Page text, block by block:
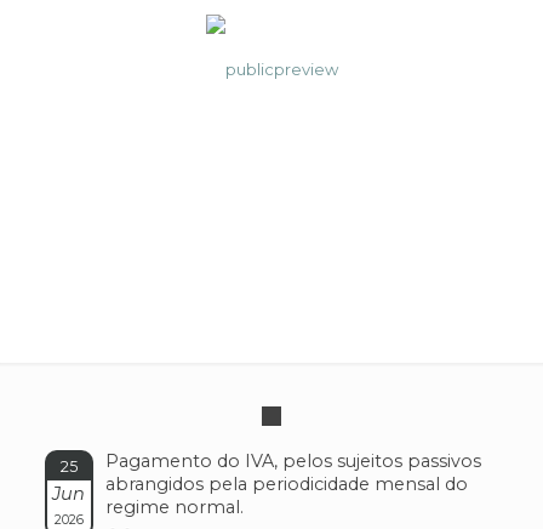
25
Jun
2026
Pagamento do IVA, pelos sujeitos passivos
abrangidos pela periodicidade mensal do
regime normal.